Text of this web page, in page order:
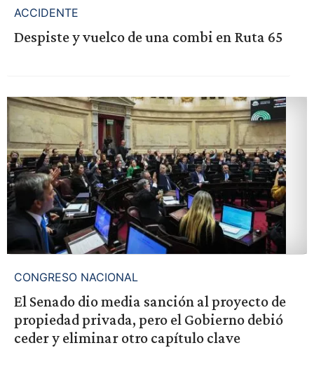
ACCIDENTE
Despiste y vuelco de una combi en Ruta 65
CONGRESO NACIONAL
El Senado dio media sanción al proyecto de
propiedad privada, pero el Gobierno debió
ceder y eliminar otro capítulo clave